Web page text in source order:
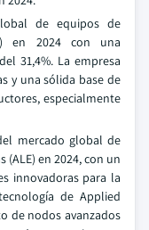
de equipos de
en 2024 con una
31,4%. La empresa
y una sólida base de
especialmente
mercado global de
en 2024, con un
innovadoras para la
de Applied
de nodos avanzados